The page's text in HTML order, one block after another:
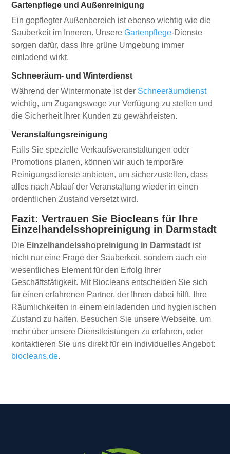
Gartenpflege und Außenreinigung
Ein gepflegter Außenbereich ist ebenso wichtig wie die
Sauberkeit im Inneren. UnsereGartenpflege-Dienste
sorgen dafür, dass Ihre grüne Umgebung immer
einladend wirkt.
Schneeräum- und Winterdienst
Während der Wintermonate ist der Schneeräumdienst
wichtig, um Zugangswege zur Verfügung zu stellen und
die Sicherheit Ihrer Kunden zu gewährleisten.
Veranstaltungsreinigung
Falls Sie spezielle Verkaufsveranstaltungen oder
Promotions planen, können wir auch temporäre
Reinigungsdienste anbieten, um sicherzustellen, dass
alles nach Ablauf der Veranstaltung wieder in einen
ordentlichen Zustand versetzt wird.
Fazit: Vertrauen Sie Biocleans für Ihre
Einzelhandelsshopreinigung in Darmstadt
Die Einzelhandelsshopreinigung in Darmstadt ist
nicht nur eine Frage der Sauberkeit, sondern auch ein
wesentliches Element für den Erfolg Ihrer
Geschäftstätigkeit. Mit Biocleans entscheiden Sie sich
für einen erfahrenen Partner, der Ihnen dabei hilft, Ihre
Räumlichkeiten in einem einladenden und hygienischen
Zustand zu halten. Besuchen Sie unsere Webseite, um
mehr über unsere Dienstleistungen zu erfahren, oder
kontaktieren Sie uns direkt für ein individuelles Angebot:
biocleans.de.